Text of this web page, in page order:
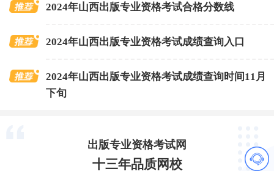
2024年山西出版专业资格考试合格分数线
2024年山西出版专业资格考试成绩查询入口
2024年山西出版专业资格考试成绩查询时间11月
下旬
出版专业资格考试网
十三年品质网校